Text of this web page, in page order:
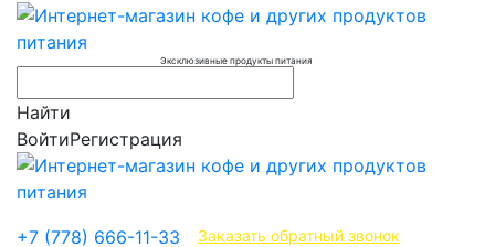
Эксклюзивные продукты питания
Найти
ВойтиРегистрация
+7 (778) 666-11-33 Заказать обратный звонок